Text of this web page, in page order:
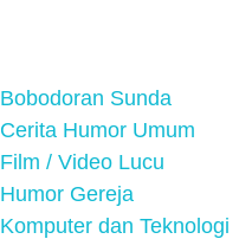
Bobodoran Sunda
Cerita Humor Umum
Film / Video Lucu
Humor Gereja
Komputer dan Teknologi